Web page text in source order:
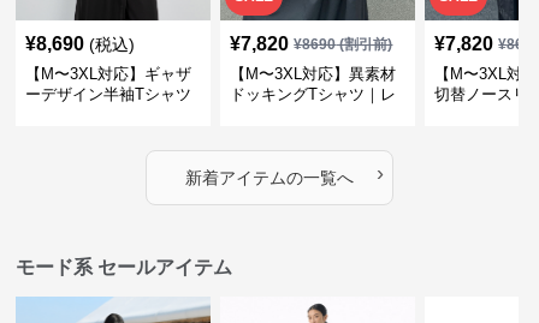
¥8,690 (税込)
【M〜3XL対応】ギャザ
ーデザイン半袖Tシャツ
¥7,820 ¥8690(割引前)
【M〜3XL対応】異素材
ドッキングTシャツ｜レ
カバー・大人モード
¥7,820 ¥
【M〜3XL対
切替ノースリ
新着アイテムの一覧へ ›
モード系 セールアイテム